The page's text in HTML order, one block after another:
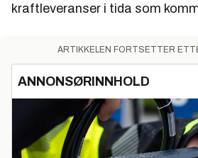
kraftleveranser i tida som
ARTIKKELEN FORTSETTER
ANNONSØRINNHOLD